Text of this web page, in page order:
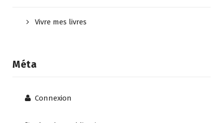
Vivre mes livres
Méta
Connexion